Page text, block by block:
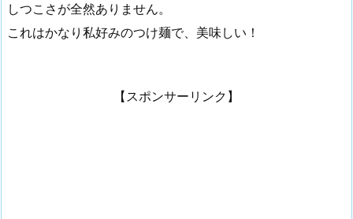
しつこさが全然ありません。
これはかなり私好みのつけ麺で、美味しい！
【スポンサーリンク】